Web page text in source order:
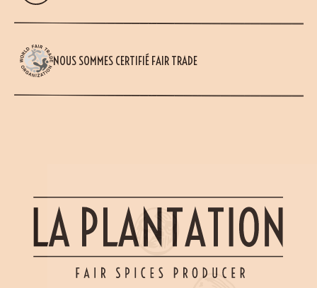
NOUS SOMMES CERTIFIÉ FAIR TRADE